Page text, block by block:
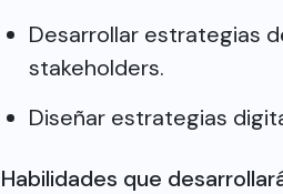
Desarrollar estrategias
stakeholders.
Diseñar estrategias
Habilidades que